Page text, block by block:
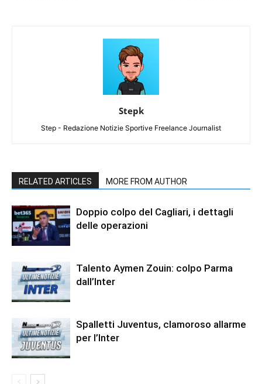
Stepk
Step - Redazione Notizie Sportive Freelance Journalist
RELATED ARTICLES MORE FROM AUTHOR
Doppio colpo del Cagliari, i dettagli
delle operazioni
Talento Aymen Zouin: colpo Parma
dall’Inter
Spalletti Juventus, clamoroso allarme
per l’Inter